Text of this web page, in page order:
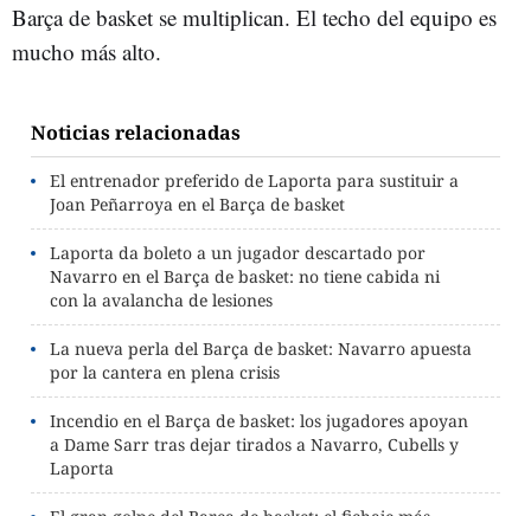
Barça de basket se multiplican. El techo del equipo es
mucho más alto.
Noticias relacionadas
El entrenador preferido de Laporta para sustituir a
Joan Peñarroya en el Barça de basket
Laporta da boleto a un jugador descartado por
Navarro en el Barça de basket: no tiene cabida ni
con la avalancha de lesiones
La nueva perla del Barça de basket: Navarro apuesta
por la cantera en plena crisis
Incendio en el Barça de basket: los jugadores apoyan
a Dame Sarr tras dejar tirados a Navarro, Cubells y
Laporta